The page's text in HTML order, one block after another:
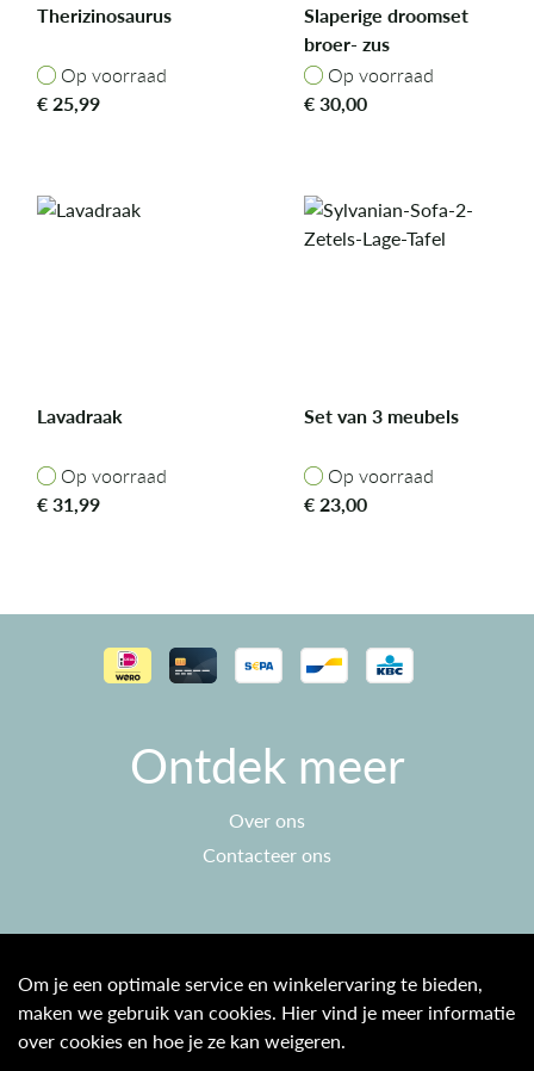
Therizinosaurus
Op voorraad
Op voorraad
€25,99
Slaperige droomset
broer- zus
Op voorraad
Op voorraad
€30,00
Lavadraak
Op voorraad
Op voorraad
€31,99
Set van 3 meubels
Op voorraad
Op voorraad
€23,00
Ontdek meer
Over ons
Contacteer ons
Algemene voorwaarden
Privacy beleid
Om je een optimale service en winkelervaring te bieden,
maken we gebruik van cookies. Hier vind je meer informatie
over cookies en hoe je ze kan weigeren.